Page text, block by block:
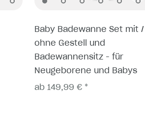
Baby Badewanne Set mit /
ohne Gestell und
Badewannensitz - für
Neugeborene und Babys
ab 149,99 € *